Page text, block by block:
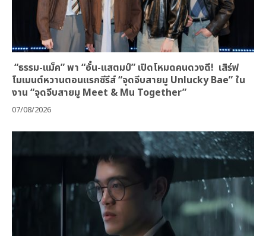
“ธรรม-แม็ค” พา “อั๋น-แสตมป์” เปิดโหมดคนดวงดี! เสิร์ฟ
โมเมนต์หวานตอนแรกซีรีส์ “จุดจีบสายมู Unlucky Bae” ใน
งาน “จุดจีบสายมู Meet & Mu Together”
07/08/2026